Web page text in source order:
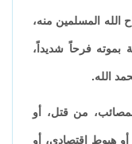
الله المسلمين منه،
فرحاً شديداً،
الله.
من قتل، أو
أو هبوط اقتصادي، أو